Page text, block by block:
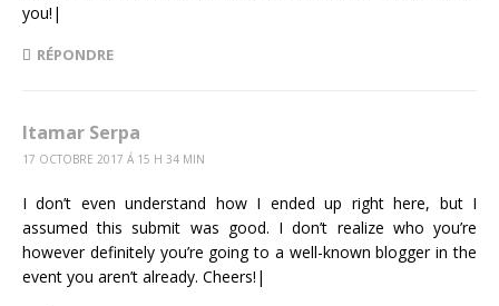
you!|
RÉPONDRE
Itamar Serpa
17 OCTOBRE 2017 Á 15 H 34 MIN
I don’t even understand how I ended up right here, but I
assumed this submit was good. I don’t realize who you’re
however definitely you’re going to a well-known blogger in the
event you aren’t already. Cheers!|